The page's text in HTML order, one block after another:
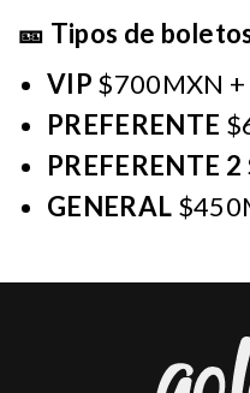
🎫 Tipos de
VIP $700MXN +
PREFERENTE
PREFERENTE 2
GENERAL